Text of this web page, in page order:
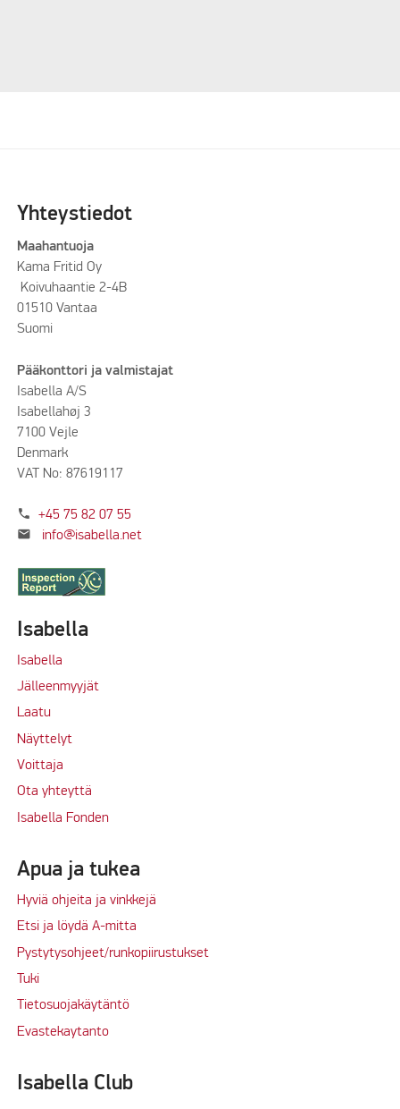
Yhteystiedot
Maahantuoja
Kama Fritid Oy
Koivuhaantie 2-4B
01510 Vantaa
Suomi
Pääkonttori ja valmistajat
Isabella A/S
Isabellahøj 3
7100 Vejle
Denmark
VAT No: 87619117
phone +45 75 82 07 55
mail info@isabella.net
Isabella
Isabella
Jälleenmyyjät
Laatu
Näyttelyt
Voittaja
Ota yhteyttä
Isabella Fonden
Apua ja tukea
Hyviä ohjeita ja vinkkejä
Etsi ja löydä A-mitta
Pystytysohjeet/runkopiirustukset
Tuki
Tietosuojakäytäntö
Evastekaytanto
Isabella Club